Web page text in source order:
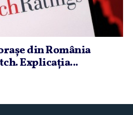
din România
Explicaţia...